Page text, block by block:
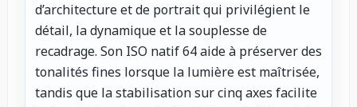
d’architecture et de portrait qui privilégient le
détail, la dynamique et la souplesse de
recadrage. Son ISO natif 64 aide à préserver des
tonalités fines lorsque la lumière est maîtrisée,
tandis que la stabilisation sur cinq axes facilite